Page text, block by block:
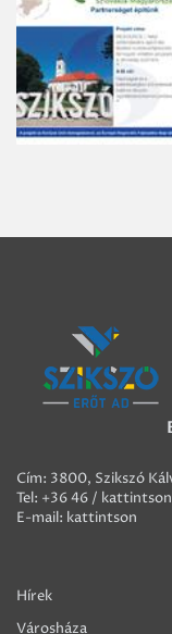
Cím: 3800, Szikszó
Tel: +36 46 / kattintson
E-mail: kattintson
Hírek
Városháza